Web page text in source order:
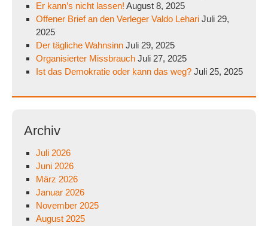
Er kann’s nicht lassen! August 8, 2025
Offener Brief an den Verleger Valdo Lehari Juli 29,
2025
Der tägliche Wahnsinn Juli 29, 2025
Organisierter Missbrauch Juli 27, 2025
Ist das Demokratie oder kann das weg? Juli 25, 2025
Archiv
Juli 2026
Juni 2026
März 2026
Januar 2026
November 2025
August 2025